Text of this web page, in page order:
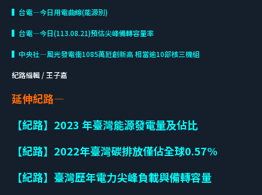
▍台電—今日用電曲線(能源別)
▍台電—今日(113.08.21)預估尖峰備轉容量率
▍中央社—風光發電衝1085萬瓩創新高 相當逾10部核三機組
紀路編輯 / 王子嘉
延伸紀路—
【紀路】2023 年臺灣能源發電量及佔比
【紀路】2022年臺灣碳排放僅佔全球0.57%
【紀路】臺灣歷年電力尖峰負載與備轉容量